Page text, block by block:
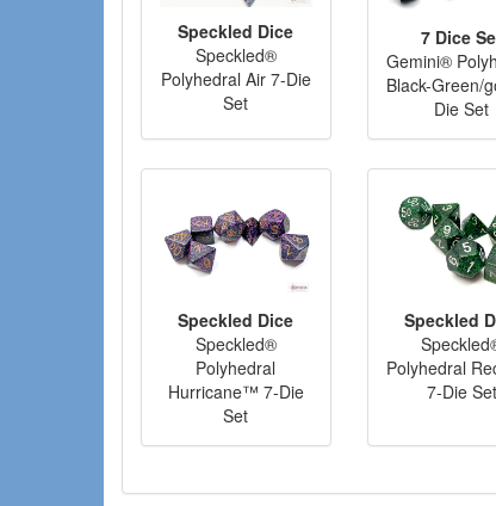
Speckled Dice
Speckled®
Polyhedral Air 7-Die
Set
7 Dice
Gemini®
Black-Green/
Die Set
Speckled Dice
Speckled®
Polyhedral
Hurricane™ 7-Die
Set
Speckled
Polyhedral
7-Die Set